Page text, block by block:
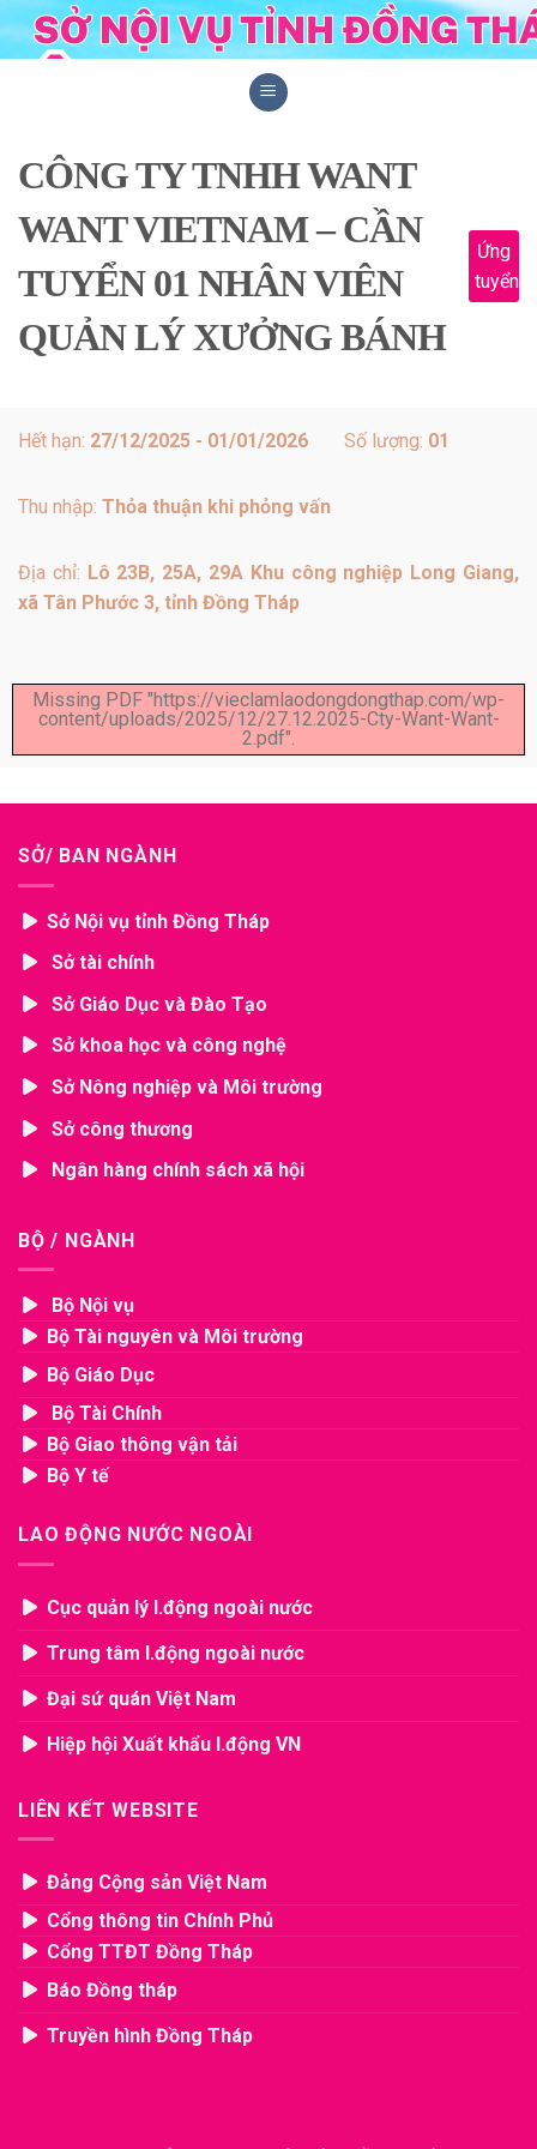
Skip
to
CÔNG TY TNHH WANT
WANT VIETNAM – CẦN
TUYỂN 01 NHÂN VIÊN
QUẢN LÝ XƯỞNG BÁNH
Ứng
tuyển
Hết hạn: 27/12/2025 - 01/01/2026 Số lượng: 01
Thu nhập: Thỏa thuận khi phỏng vấn
Địa chỉ: Lô 23B, 25A, 29A Khu công nghiệp Long Giang,
xã Tân Phước 3, tỉnh Đồng Tháp
Missing PDF "https://vieclamlaodongdongthap.com/wp-
content/uploads/2025/12/27.12.2025-Cty-Want-Want-
2.pdf".
SỞ/ BAN NGÀNH
Sở Nội vụ tỉnh Đồng Tháp
Sở tài chính
Sở Giáo Dục và Đào Tạo
Sở khoa học và công nghệ
Sở Nông nghiệp và Môi trường
Sở công thương
Ngân hàng chính sách xã hội
BỘ / NGÀNH
Bộ Nội vụ
Bộ Tài nguyên và Môi trường
Bộ Giáo Dục
Bộ Tài Chính
Bộ Giao thông vận tải
Bộ Y tế
LAO ĐỘNG NƯỚC NGOÀI
Cục quản lý l.động ngoài nước
Trung tâm l.động ngoài nước
Đại sứ quán Việt Nam
Hiệp hội Xuất khẩu l.động VN
LIÊN KẾT WEBSITE
Đảng Cộng sản Việt Nam
Cổng thông tin Chính Phủ
Cổng TTĐT Đồng Tháp
Báo Đồng tháp
Truyền hình Đồng Tháp